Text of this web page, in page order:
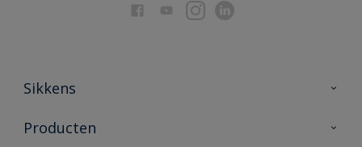
Sikkens
Over Sikkens
Producten